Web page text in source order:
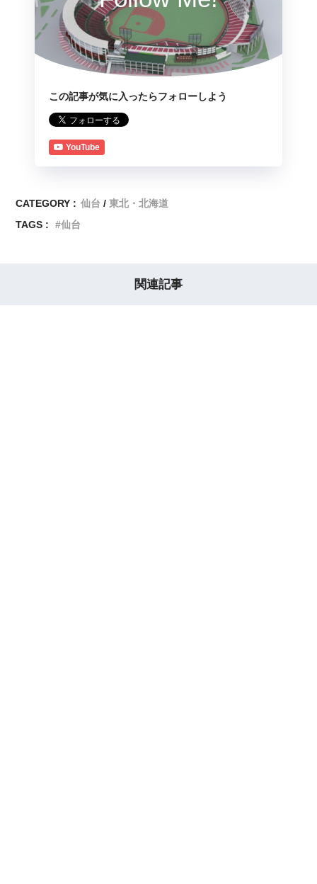
この記事が気に入ったらフォローしよう
YouTube
CATEGORY : 仙台
東北・北海道
TAGS :
仙台
関連記事